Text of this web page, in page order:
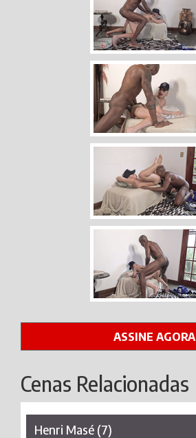
ASSINE AGORA
Cenas Relacionadas
Henri Masé (7)